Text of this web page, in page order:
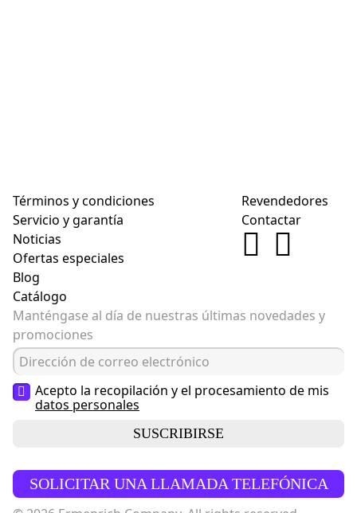
Términos y condiciones
Servicio y garantía
Noticias
Ofertas especiales
Blog
Catálogo
Revendedores
Contactar
Manténgase al día de nuestras últimas novedades y
promociones
Acepto la recopilación y el procesamiento de mis
datos personales
SUSCRIBIRSE
SOLICITAR UNA LLAMADA TELEFÓNICA